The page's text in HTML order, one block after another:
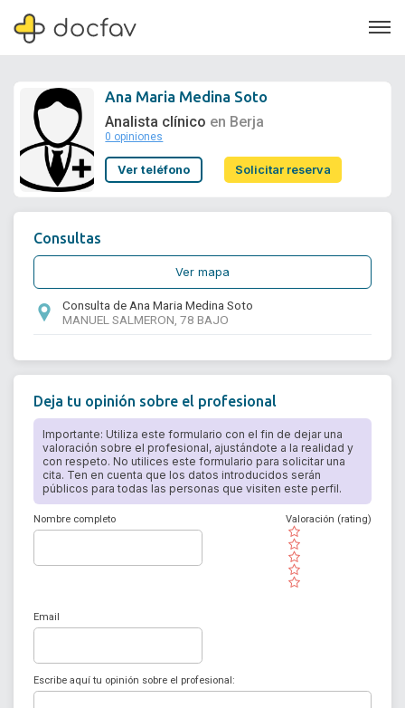
Soporte
Ana Maria Medina Soto
Analista clínico en Berja
0 opiniones
Ver teléfono Solicitar reserva
Consultas
Ver mapa
Consulta de Ana Maria Medina Soto
MANUEL SALMERON, 78 BAJO
Deja tu opinión sobre el profesional
Importante: Utiliza este formulario con el fin de dejar una
valoración sobre el profesional, ajustándote a la realidad y
con respeto. No utilices este formulario para solicitar una
cita. Ten en cuenta que los datos introducidos serán
públicos para todas las personas que visiten este perfil.
Nombre completo
( )
( )
( )
( )
( )
Valoración (rating)
Email
Escribe aquí tu opinión sobre el profesional: